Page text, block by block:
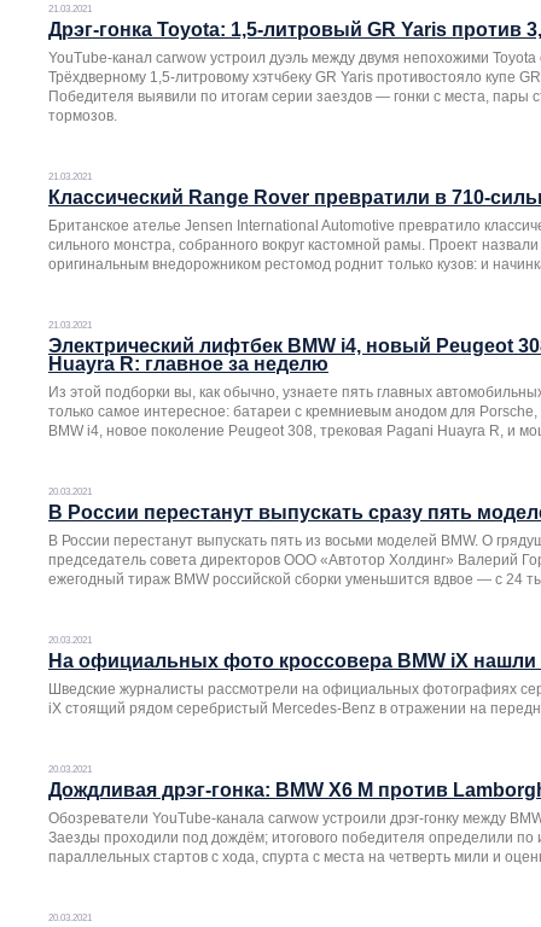
21.03.2021
Дрэг-гонка Toyota: 1,5-литровый GR Yaris против
YouTube-канал carwow устроил дуэль между двумя непохожими
Трёхдверному 1,5-литровому хэтчбеку GR Yaris противостояло купе
Победителя выявили по итогам серии заездов — гонки с места, пары
тормозов.
21.03.2021
Классический Range Rover превратили в 710-
Британское ателье Jensen International Automotive превратило
сильного монстра, собранного вокруг кастомной рамы. Проект
оригинальным внедорожником рестомод роднит только кузов: и
21.03.2021
Электрический лифтбек BMW i4, новый Peugeot
Huayra R: главное за неделю
Из этой подборки вы, как обычно, узнаете пять главных
только самое интересное: батареи с кремниевым анодом для Porsche,
BMW i4, новое поколение Peugeot 308, трековая Pagani Huayra R, и
20.03.2021
В России перестанут выпускать сразу пять
В России перестанут выпускать пять из восьми моделей BMW. О
председатель совета директоров ООО «Автотор Холдинг» Валерий
ежегодный тираж BMW российской сборки уменьшится вдвое — с 24
20.03.2021
На официальных фото кроссовера BMW iX нашли
Шведские журналисты рассмотрели на официальных фотографиях
iX стоящий рядом серебристый Mercedes-Benz в отражении на
20.03.2021
Дождливая дрэг-гонка: BMW X6 M против
Обозреватели YouTube-канала carwow устроили дрэг-гонку между
Заезды проходили под дождём; итогового победителя определили
параллельных стартов с хода, спурта с места на четверть мили и
20.03.2021